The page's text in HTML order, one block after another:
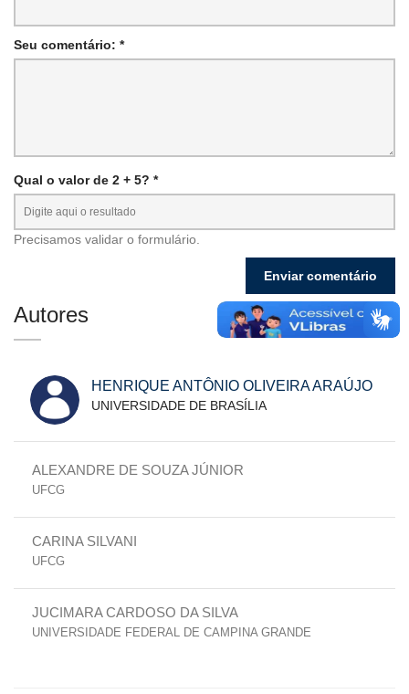
Seu comentário: *
Qual o valor de 2 + 5? *
Precisamos validar o formulário.
Autores
HENRIQUE ANTÔNIO OLIVEIRA ARAÚJO
UNIVERSIDADE DE BRASÍLIA
ALEXANDRE DE SOUZA JÚNIOR
UFCG
CARINA SILVANI
UFCG
JUCIMARA CARDOSO DA SILVA
UNIVERSIDADE FEDERAL DE CAMPINA GRANDE